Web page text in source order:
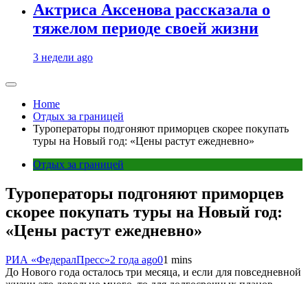
Актриса Аксенова рассказала о
тяжелом периоде своей жизни
3 недели ago
Home
Отдых за границей
Туроператоры подгоняют приморцев скорее покупать
туры на Новый год: «Цены растут ежедневно»
Отдых за границей
Туроператоры подгоняют приморцев
скорее покупать туры на Новый год:
«Цены растут ежедневно»
РИА «ФедералПресс»2 года ago01 mins
До Нового года осталось три месяца, и если для повседневной